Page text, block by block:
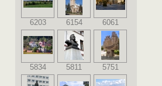
6203 6154 6061
5834 5811 5751